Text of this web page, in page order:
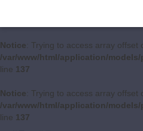
Notice: Trying to access array offset
/var/www/html/application/
line 137
Notice: Trying to access array offset
/var/www/html/application/
line 137